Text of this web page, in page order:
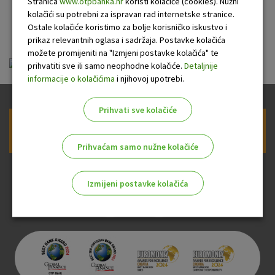
OTP banke
ou-mastercard_20100423.pdf
kolačići su potrebni za ispravan rad internetske stranice.
Ostale kolačiće koristimo za bolje korisničko iskustvo i
prikaz relevantnih oglasa i sadržaja. Postavke kolačića
možete promijeniti na "Izmjeni postavke kolačića" te
prihvatiti sve ili samo neophodne kolačiće. Detaljnije
informacije o kolačićima i njihovoj upotrebi.
Prihvati sve kolačiće
Prihvaćam samo nužne kolačiće
Izmijeni postavke kolačića